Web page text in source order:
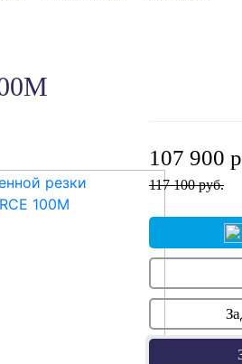
107 900
117 100 руб.